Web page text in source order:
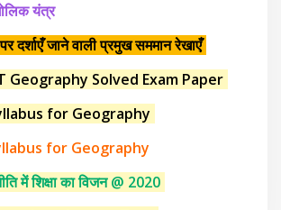
यंत्र
दर्शाएँ जाने वाली प्रमुख सममान रेखाएँ
Geography Solved Exam Paper
for Geography
for Geography
में शिक्षा का विजन @ 2020